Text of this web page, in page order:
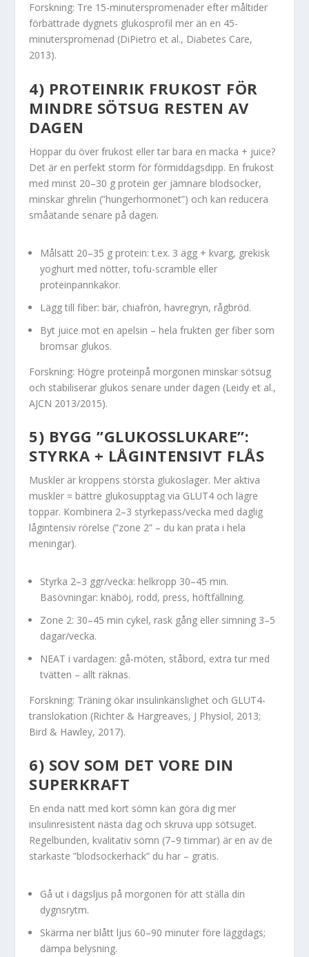
Forskning: Tre 15-minuterspromenader efter måltider
förbättrade dygnets glukosprofil mer än en 45-
minuterspromenad (DiPietro et al., Diabetes Care,
2013).
4) PROTEINRIK FRUKOST FÖR
MINDRE SÖTSUG RESTEN AV
DAGEN
Hoppar du över frukost eller tar bara en macka + juice?
Det är en perfekt storm för förmiddagsdipp. En frukost
med minst 20–30 g protein ger jämnare blodsocker,
minskar ghrelin (”hungerhormonet”) och kan reducera
småätande senare på dagen.
Målsätt 20–35 g protein: t.ex. 3 ägg + kvarg, grekisk
yoghurt med nötter, tofu-scramble eller
proteinpannkakor.
Lägg till fiber: bär, chiafrön, havregryn, rågbröd.
Byt juice mot en apelsin – hela frukten ger fiber som
bromsar glukos.
Forskning: Högre proteinpå morgonen minskar sötsug
och stabiliserar glukos senare under dagen (Leidy et al.,
AJCN 2013/2015).
5) BYGG ”GLUKOSSLUKARE”:
STYRKA + LÅGINTENSIVT FLÅS
Muskler är kroppens största glukoslager. Mer aktiva
muskler = bättre glukosupptag via GLUT4 och lägre
toppar. Kombinera 2–3 styrkepass/vecka med daglig
lågintensiv rörelse (”zone 2” – du kan prata i hela
meningar).
Styrka 2–3 ggr/vecka: helkropp 30–45 min.
Basövningar: knäböj, rodd, press, höftfällning.
Zone 2: 30–45 min cykel, rask gång eller simning 3–5
dagar/vecka.
NEAT i vardagen: gå-möten, ståbord, extra tur med
tvätten – allt räknas.
Forskning: Träning ökar insulinkänslighet och GLUT4-
translokation (Richter & Hargreaves, J Physiol, 2013;
Bird & Hawley, 2017).
6) SOV SOM DET VORE DIN
SUPERKRAFT
En enda natt med kort sömn kan göra dig mer
insulinresistent nästa dag och skruva upp sötsuget.
Regelbunden, kvalitativ sömn (7–9 timmar) är en av de
starkaste ”blodsockerhack” du har – gratis.
Gå ut i dagsljus på morgonen för att ställa din
dygnsrytm.
Skärma ner blått ljus 60–90 minuter före läggdags;
dämpa belysning.